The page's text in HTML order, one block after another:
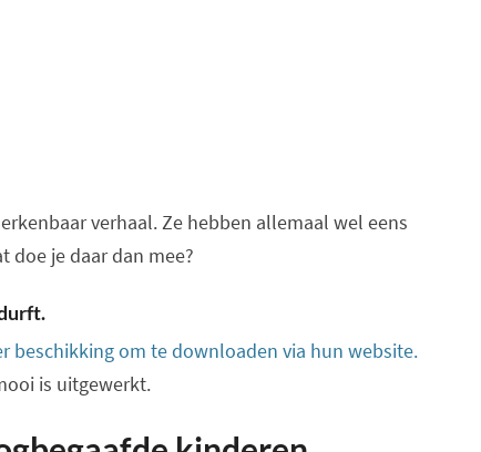
verhaal. Ze hebben allemaal wel eens
doe je daar dan mee?
beschikking om te downloaden via hun website.
is uitgewerkt.